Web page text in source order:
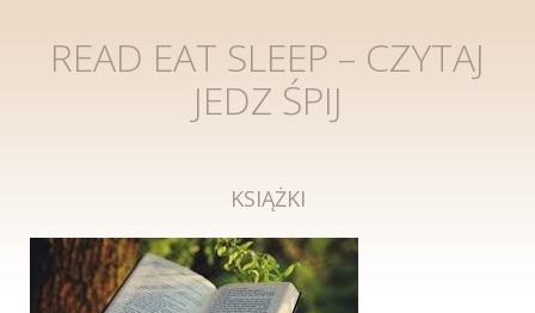
READ EAT SLEEP – CZYTAJ
JEDZ ŚPIJ
KSIĄŻKI